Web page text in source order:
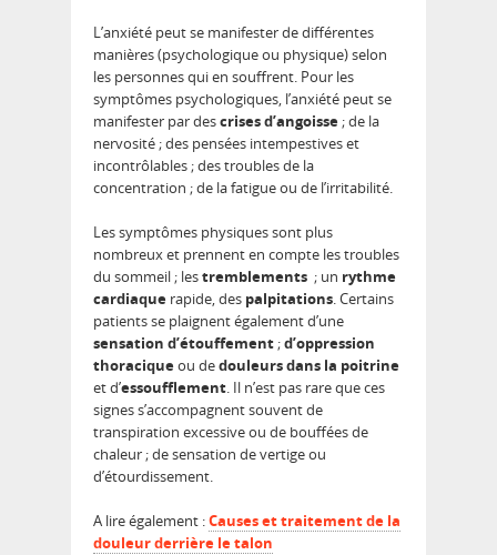
L’anxiété peut se manifester de différentes
manières (psychologique ou physique) selon
les personnes qui en souffrent. Pour les
symptômes psychologiques, l’anxiété peut se
manifester par descrises d’angoisse ; de la
nervosité ; des pensées intempestives et
incontrôlables ; des troubles de la
concentration ; de la fatigue ou de l’irritabilité.
Les symptômes physiques sont plus
nombreux et prennent en compte les troubles
du sommeil ; lestremblements ; un rythme
cardiaque rapide, des palpitations. Certains
patients se plaignent également d’une
sensation d’étouffement ;d’oppression
thoraciqueou dedouleurs dans la poitrine
et d’essoufflement. Il n’est pas rare que ces
signes s’accompagnent souvent de
transpiration excessive ou de bouffées de
chaleur ; de sensation de vertige ou
d’étourdissement.
A lire également :Causes et traitement de la
douleur derrière le talon